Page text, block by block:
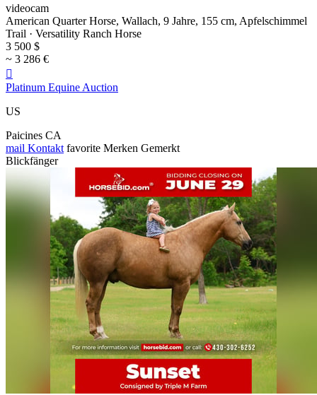
videocam
American Quarter Horse, Wallach, 9 Jahre, 155 cm, Apfelschimmel
Trail · Versatility Ranch Horse
3 500 $
~ 3 286 €

Platinum Equine Auction
US
Paicines CA
mail Kontakt favorite Merken Gemerkt
Blickfänger